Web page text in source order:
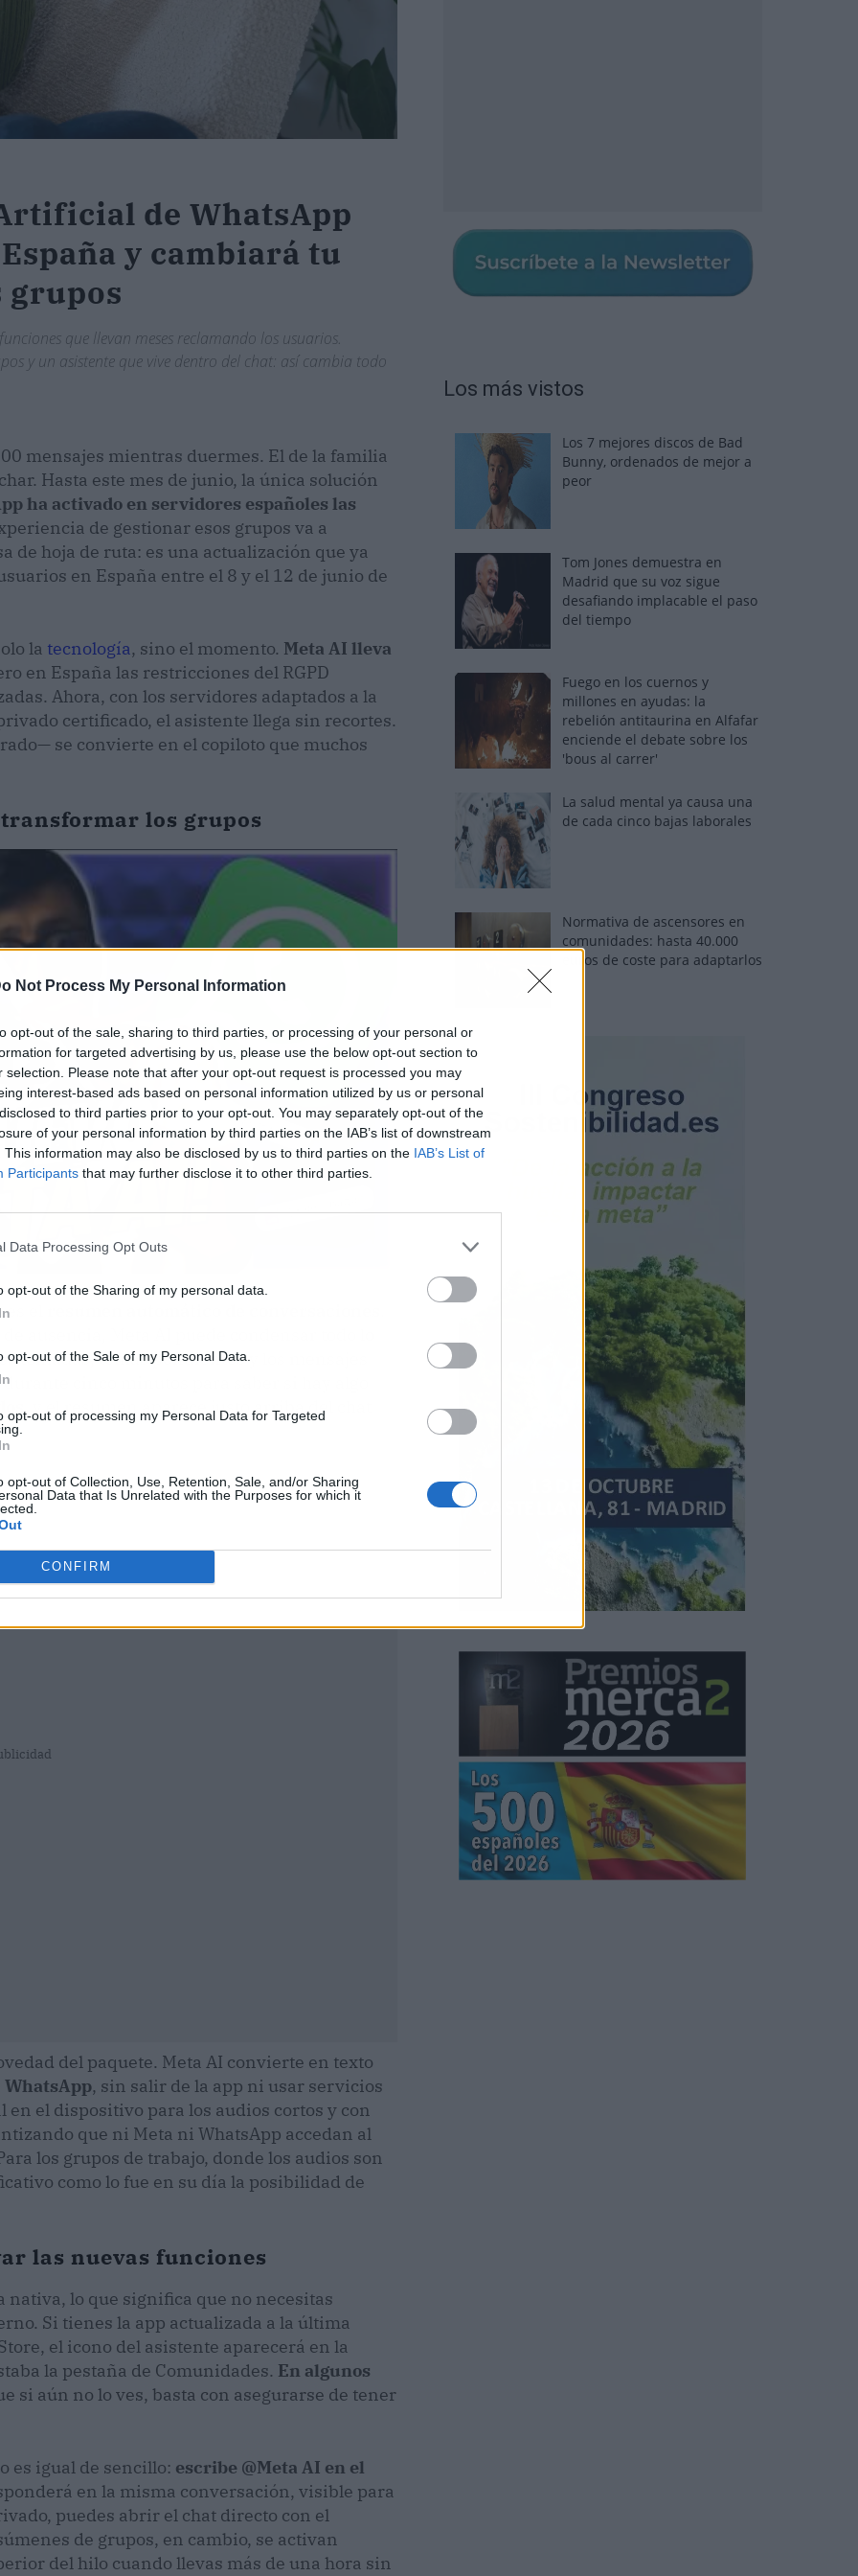
Not Process My Personal Information
opt-out of the sale, sharing to third parties, or processing of your personal or
for targeted advertising by us, please use the below opt-out section to
selection. Please note that after your opt-out request is processed you may
interest-based ads based on personal information utilized by us or personal
to third parties prior to your opt-out. You may separately opt-out of the
of your personal information by third parties on the IAB’s list of downstream
This information may also be disclosed by us to third parties on the IAB’s List of
Participants that may further disclose it to other third parties.
Data Processing Opt Outs
opt-out of the Sharing of my personal data.
opt-out of the Sale of my Personal Data.
opt-out of processing my Personal Data for Targeted
opt-out of Collection, Use, Retention, Sale, and/or Sharing
Data that Is Unrelated with the Purposes for which it
CONFIRM
de WhatsApp
y cambiará tu
grupos
que llevan meses reclamando los usuarios.
y un asistente que vive dentro del chat: así cambia todo
mensajes mientras duermes. El de la familia
Hasta este mes de junio, la única solución
ha activado en servidores españoles las
de gestionar esos grupos va a
de hoja de ruta: es una actualización que ya
en España entre el 8 y el 12 de junio de
la tecnología, sino el momento. Meta AI lleva
en España las restricciones del RGPD
Ahora, con los servidores adaptados a la
certificado, el asistente llega sin recortes.
se convierte en el copiloto que muchos
los grupos
el
ausencia, Meta AI puede condensar todo lo
tomadas, temas pendientes y los mensajes
cinco minutos para saber si hay algo
, y el resumen aparece justo arriba del chat
del paquete. Meta AI convierte en texto
WhatsApp, sin salir de la app ni usar servicios
en el dispositivo para los audios cortos y con
que ni Meta ni WhatsApp accedan al
los grupos de trabajo, donde los audios son
como lo fue en su día la posibilidad de
las nuevas funciones
nativa, lo que significa que no necesitas
Si tienes la app actualizada a la última
el icono del asistente aparecerá en la
la pestaña de Comunidades. En algunos
si aún no lo ves, basta con asegurarse de tener
es igual de sencillo: escribe @Meta AI en el
en la misma conversación, visible para
puedes abrir el chat directo con el
de grupos, en cambio, se activan
del hilo cuando llevas más de una hora sin
Los más vistos
Los 7 mejores discos de Bad
Bunny, ordenados de mejor a
peor
Tom Jones demuestra en
Madrid que su voz sigue
desafiando implacable el paso
del tiempo
Fuego en los cuernos y
millones en ayudas: la
rebelión antitaurina en Alfafar
enciende el debate sobre los
'bous al carrer'
La salud mental ya causa una
de cada cinco bajas laborales
Normativa de ascensores en
comunidades: hasta 40.000
euros de coste para adaptarlos